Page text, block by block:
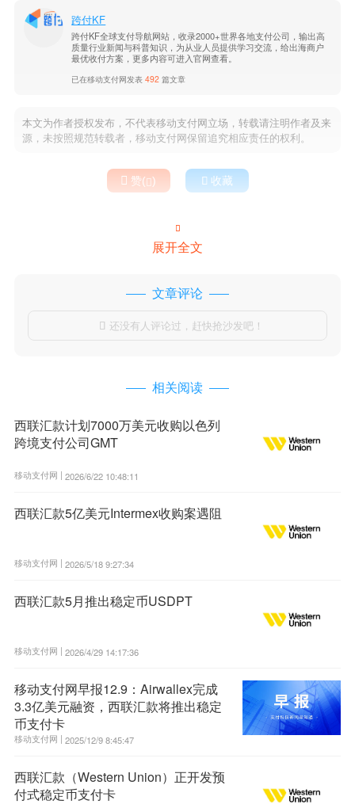
跨付KF
跨付KF全球支付导航网站，收录2000+世界各地支付公司，输出高
质量行业新闻与科普知识，为从业人员提供学习交流，给出海商户
最优收付方案，更多内容可进入官网查看。
已在移动支付网发表492 篇文章
本文为作者授权发布，不代表移动支付网立场，转载请注明作者及来
源，未按照规范转载者，移动支付网保留追究相应责任的权利。
 赞()  收藏

展开全文
文章评论
 还没有人评论过，赶快抢沙发吧！
相关阅读
西联汇款计划7000万美元收购以色列
跨境支付公司GMT
移动支付网 | 2026/6/22 10:48:11
西联汇款5亿美元Intermex收购案遇阻
移动支付网 | 2026/5/18 9:27:34
西联汇款5月推出稳定币USDPT
移动支付网 | 2026/4/29 14:17:36
移动支付网早报12.9：Airwallex完成
3.3亿美元融资，西联汇款将推出稳定
币支付卡
移动支付网 | 2025/12/9 8:45:47
西联汇款（Western Union）正开发预
付式稳定币支付卡